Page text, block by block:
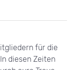
für die
diesen Zeiten